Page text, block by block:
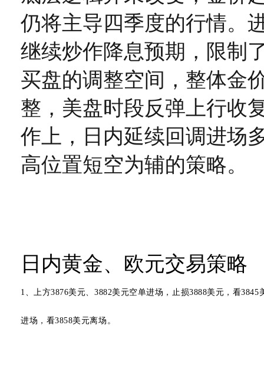
仍将主导四季度的行情。
继续炒作降息预期，限制
买盘的调整空间，整体金
整，美盘时段反弹上行收
作上，日内延续回调进场
高位置短空为辅的策略。
日内黄金、欧元交易策略
1、上方3876美元、3882美元空单进场，止损3888美元，看
进场，看3858美元离场。